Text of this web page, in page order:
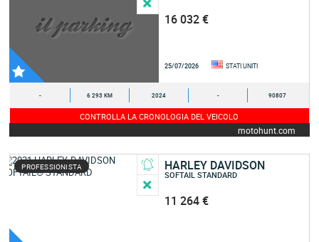
16 032 €
25/07/2026 STATI UNITI
- 6 293 KM 2024 - 90807
CONTROLLA LA CRONOLOGIA DEL VEICOLO
motohunt.com
PROFESSIONISTA HARLEY DAVIDSON
SOFTAIL STANDARD
11 264 €